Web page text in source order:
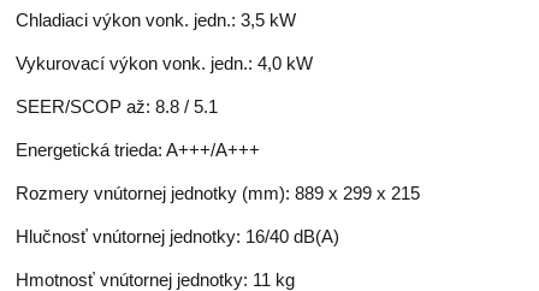
Chladiaci výkon vonk. jedn.: 3,5 kW
Vykurovací výkon vonk. jedn.: 4,0 kW
SEER/SCOP až: 8.8 / 5.1
Energetická trieda: A+++/A+++
Rozmery vnútornej jednotky (mm): 889 x 299 x 215
Hlučnosť vnútornej jednotky: 16/40 dB(A)
Hmotnosť vnútornej jednotky: 11 kg